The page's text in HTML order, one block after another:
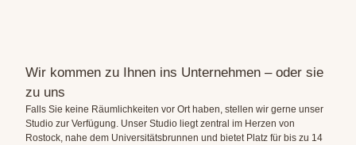
Wir kommen zu Ihnen ins Unternehmen – oder sie
zu uns
Falls Sie keine Räumlichkeiten vor Ort haben, stellen wir gerne unser
Studio zur Verfügung. Unser Studio liegt zentral im Herzen von
Rostock, nahe dem Universitätsbrunnen und bietet Platz für bis zu 14